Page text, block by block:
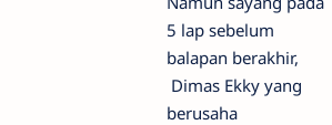
5 lap sebelum
balapan berakhir,
Dimas Ekky yang
berusaha